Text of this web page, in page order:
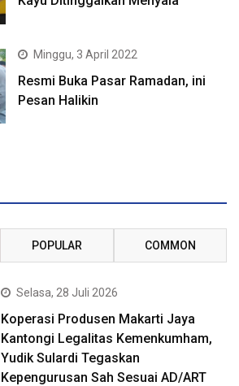
Minggu, 3 April 2022
Resmi Buka Pasar Ramadan, ini
Pesan Halikin
POPULAR COMMON
Selasa, 28 Juli 2026
Koperasi Produsen Makarti Jaya
Kantongi Legalitas Kemenkumham,
Yudik Sulardi Tegaskan
Kepengurusan Sah Sesuai AD/ART